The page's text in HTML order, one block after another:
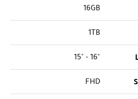
16GB
1TB
"16 - "15
FHD